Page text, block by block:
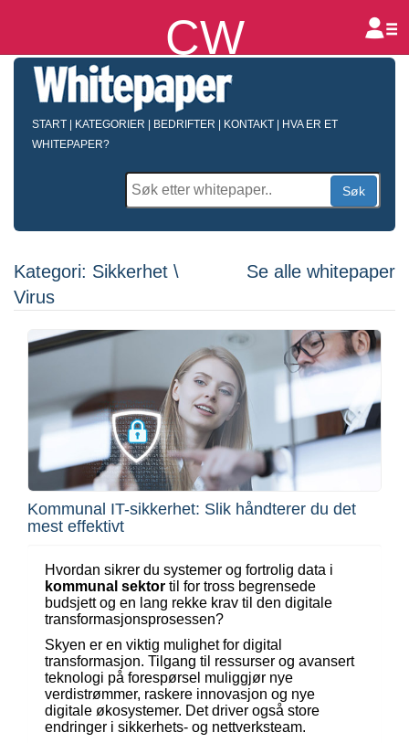
CW
START KATEGORIER BEDRIFTER KONTAKT
HVA ER ET
WHITEPAPER?
Søk
Kategori: Sikkerhet \
Virus
Se alle whitepaper
Kommunal IT-sikkerhet: Slik håndterer du det
mest effektivt
Hvordan sikrer du systemer og fortrolig data i
kommunal sektor til for tross begrensede
budsjett og en lang rekke krav til den digitale
transformasjonsprosessen?
Skyen er en viktig mulighet for digital
transformasjon. Tilgang til ressurser og avansert
teknologi på forespørsel muliggjør nye
verdistrømmer, raskere innovasjon og nye
digitale økosystemer. Det driver også store
endringer i sikkerhets- og nettverksteam.